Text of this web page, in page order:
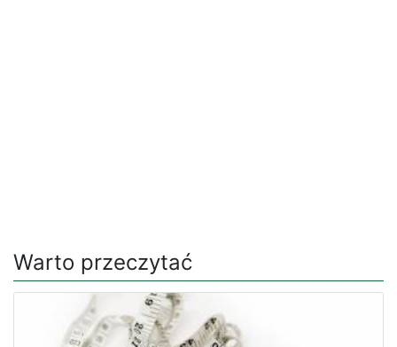
Warto przeczytać